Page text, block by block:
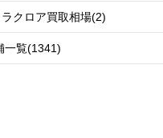
クロア買取相場(2)
一覧(1341)